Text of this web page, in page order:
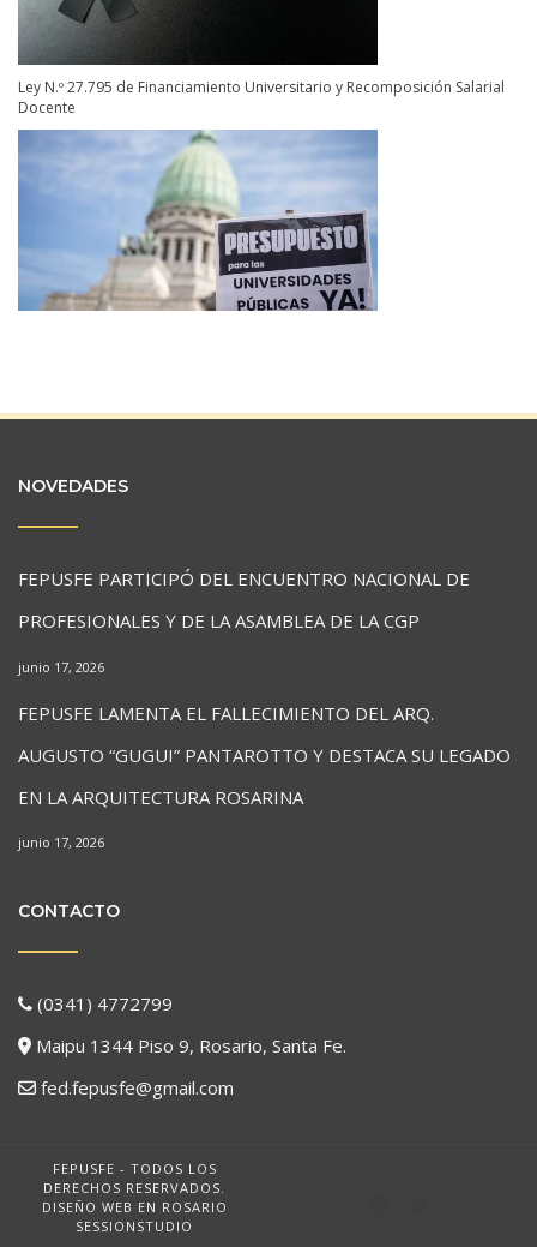
Ley N.º 27.795 de Financiamiento Universitario y Recomposición Salarial
Docente
NOVEDADES
FEPUSFE PARTICIPÓ DEL ENCUENTRO NACIONAL DE
PROFESIONALES Y DE LA ASAMBLEA DE LA CGP
junio 17, 2026
FEPUSFE LAMENTA EL FALLECIMIENTO DEL ARQ.
AUGUSTO “GUGUI” PANTAROTTO Y DESTACA SU LEGADO
EN LA ARQUITECTURA ROSARINA
junio 17, 2026
CONTACTO
(0341) 4772799
Maipu 1344 Piso 9, Rosario, Santa Fe.
fed.fepusfe@gmail.com
FEPUSFE - TODOS LOS
DERECHOS RESERVADOS.
DISEÑO WEB EN ROSARIO
SESSIONSTUDIO